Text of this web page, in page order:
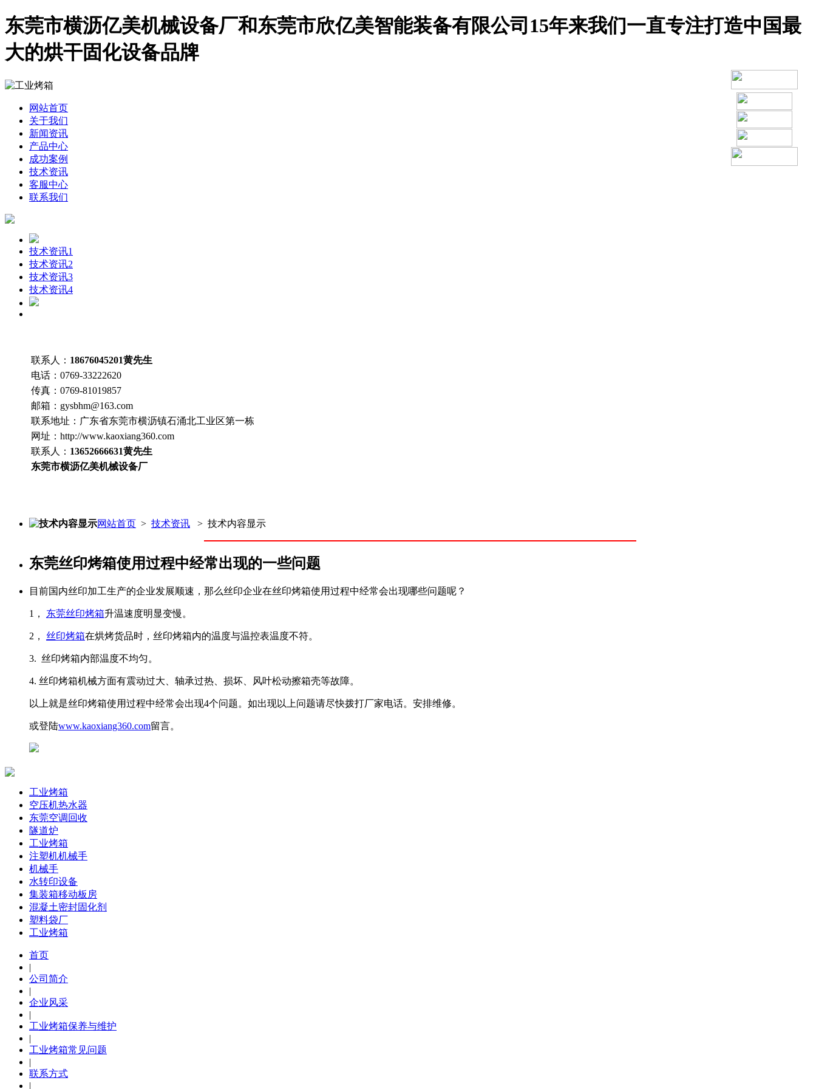
东莞市横沥亿美机械设备厂和东莞市欣亿美智能装备有限公司15年来我们一直专注打造中国最
大的烘干固化设备品牌
网站首页
关于我们
新闻资讯
产品中心
成功案例
技术资讯
客服中心
联系我们
技术资讯1
技术资讯2
技术资讯3
技术资讯4
联系人： 18676045201黄先生
电话： 0769-33222620
传真： 0769-81019857
邮箱： gysbhm@163.com
联系地址： 广东省东莞市横沥镇石涌北工业区第一栋
网址：http://www.kaoxiang360.com
联系人： 13652666631黄先生
东莞市横沥亿美机械设备厂
技术内容显示网站首页 > 技术资讯 > 技术内容显示
东莞丝印烤箱使用过程中经常出现的一些问题
目前国内丝印加工生产的企业发展顺速，那么丝印企业在丝印烤箱使用过程中经常会出现哪些问题呢？
1， 东莞丝印烤箱升温速度明显变慢。
2， 丝印烤箱在烘烤货品时，丝印烤箱内的温度与温控表温度不符。
3. 丝印烤箱内部温度不均匀。
4. 丝印烤箱机械方面有震动过大、轴承过热、损坏、风叶松动擦箱壳等故障。
以上就是丝印烤箱使用过程中经常会出现4个问题。如出现以上问题请尽快拨打厂家电话。安排维修。
或登陆www.kaoxiang360.com留言。
工业烤箱
空压机热水器
东莞空调回收
隧道炉
工业烤箱
注塑机机械手
机械手
水转印设备
集装箱移动板房
混凝土密封固化剂
塑料袋厂
工业烤箱
首页
|
公司简介
|
企业风采
|
工业烤箱保养与维护
|
工业烤箱常见问题
|
联系方式
|